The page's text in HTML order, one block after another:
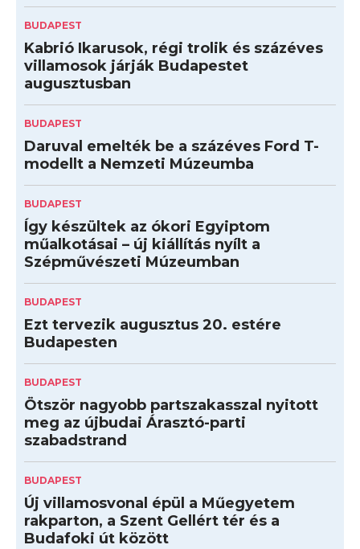
BUDAPEST
Kabrió Ikarusok, régi trolik és százéves
villamosok járják Budapestet
augusztusban
BUDAPEST
Daruval emelték be a százéves Ford T-
modellt a Nemzeti Múzeumba
BUDAPEST
Így készültek az ókori Egyiptom
műalkotásai – új kiállítás nyílt a
Szépművészeti Múzeumban
BUDAPEST
Ezt tervezik augusztus 20. estére
Budapesten
BUDAPEST
Ötször nagyobb partszakasszal nyitott
meg az újbudai Árasztó-parti
szabadstrand
BUDAPEST
Új villamosvonal épül a Műegyetem
rakparton, a Szent Gellért tér és a
Budafoki út között